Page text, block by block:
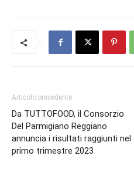
Articolo precedente
Da TUTTOFOOD, il Consorzio
Del Parmigiano Reggiano
annuncia i risultati raggiunti nel
primo trimestre 2023